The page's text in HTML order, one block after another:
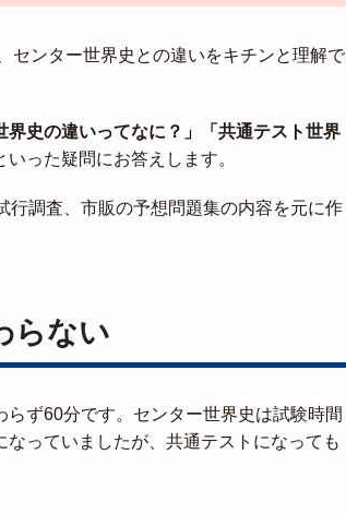
センター世界史との違いをキチンと理解で
界史の違いってなに？」「共通テスト世界
いった疑問にお答えします。
行調査、市販の予想問題集の内容を元に作
らない
ず60分です。センター世界史は試験時間
っていましたが、共通テストになっても